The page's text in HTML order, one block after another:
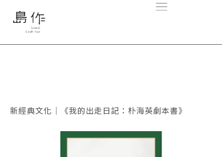
新經典文化｜《我的出走日記：朴海英劇本書》